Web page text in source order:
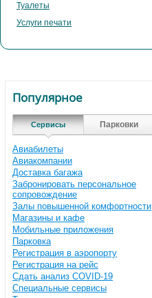
Туалеты
Услуги печати
Популярное
Сервисы Парковки
Авиабилеты
Авиакомпании
Доставка багажа
Забронировать персональное
сопровождение
Залы повышенной комфортности
Магазины и кафе
Мобильные приложения
Парковка
Регистрация в аэропорту
Регистрация на рейс
Сдать анализ COVID-19
Специальные сервисы